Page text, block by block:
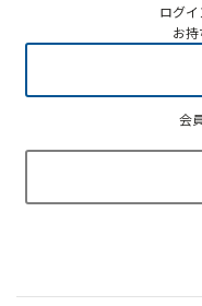
ログ
お
会